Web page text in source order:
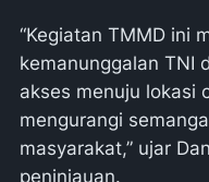
“Kegiatan TMMD ini
kemanunggalan TNI
akses menuju lokasi
mengurangi
masyarakat,” ujar
peninjauan.